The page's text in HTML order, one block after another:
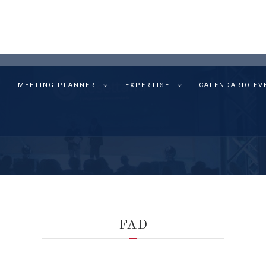
MEETING PLANNER EXPERTISE CALENDARIO
FAD